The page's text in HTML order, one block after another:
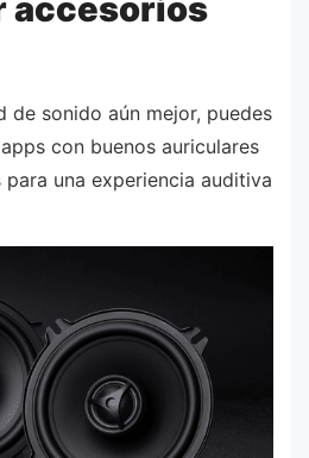
accesorios
de sonido aún mejor, puedes
con buenos auriculares
una experiencia auditiva